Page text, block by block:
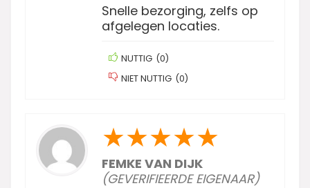
Snelle bezorging, zelfs op
afgelegen locaties.
NUTTIG (0)
NIET NUTTIG (0)
★★★★★
FEMKE VAN DIJK
(GEVERIFIEERDE EIGENAAR)